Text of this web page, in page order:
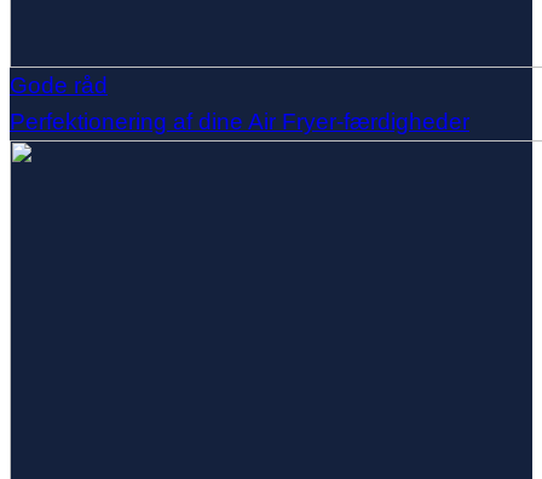
Gode råd
Perfektionering af dine Air Fryer-færdigheder